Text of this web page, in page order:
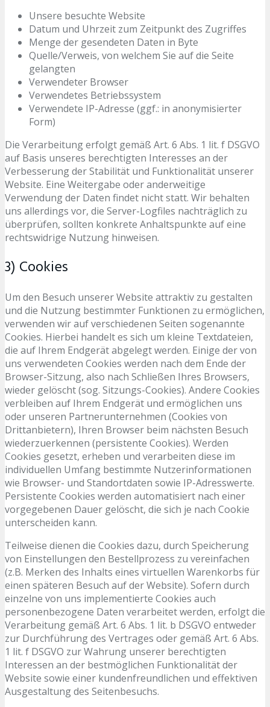
Unsere besuchte Website
Datum und Uhrzeit zum Zeitpunkt des Zugriffes
Menge der gesendeten Daten in Byte
Quelle/Verweis, von welchem Sie auf die Seite
gelangten
Verwendeter Browser
Verwendetes Betriebssystem
Verwendete IP-Adresse (ggf.: in anonymisierter
Form)
Die Verarbeitung erfolgt gemäß Art. 6 Abs. 1 lit. f DSGVO
auf Basis unseres berechtigten Interesses an der
Verbesserung der Stabilität und Funktionalität unserer
Website. Eine Weitergabe oder anderweitige
Verwendung der Daten findet nicht statt. Wir behalten
uns allerdings vor, die Server-Logfiles nachträglich zu
überprüfen, sollten konkrete Anhaltspunkte auf eine
rechtswidrige Nutzung hinweisen.
3) Cookies
Um den Besuch unserer Website attraktiv zu gestalten
und die Nutzung bestimmter Funktionen zu ermöglichen,
verwenden wir auf verschiedenen Seiten sogenannte
Cookies. Hierbei handelt es sich um kleine Textdateien,
die auf Ihrem Endgerät abgelegt werden. Einige der von
uns verwendeten Cookies werden nach dem Ende der
Browser-Sitzung, also nach Schließen Ihres Browsers,
wieder gelöscht (sog. Sitzungs-Cookies). Andere Cookies
verbleiben auf Ihrem Endgerät und ermöglichen uns
oder unseren Partnerunternehmen (Cookies von
Drittanbietern), Ihren Browser beim nächsten Besuch
wiederzuerkennen (persistente Cookies). Werden
Cookies gesetzt, erheben und verarbeiten diese im
individuellen Umfang bestimmte Nutzerinformationen
wie Browser- und Standortdaten sowie IP-Adresswerte.
Persistente Cookies werden automatisiert nach einer
vorgegebenen Dauer gelöscht, die sich je nach Cookie
unterscheiden kann.
Teilweise dienen die Cookies dazu, durch Speicherung
von Einstellungen den Bestellprozess zu vereinfachen
(z.B. Merken des Inhalts eines virtuellen Warenkorbs für
einen späteren Besuch auf der Website). Sofern durch
einzelne von uns implementierte Cookies auch
personenbezogene Daten verarbeitet werden, erfolgt die
Verarbeitung gemäß Art. 6 Abs. 1 lit. b DSGVO entweder
zur Durchführung des Vertrages oder gemäß Art. 6 Abs.
1 lit. f DSGVO zur Wahrung unserer berechtigten
Interessen an der bestmöglichen Funktionalität der
Website sowie einer kundenfreundlichen und effektiven
Ausgestaltung des Seitenbesuchs.